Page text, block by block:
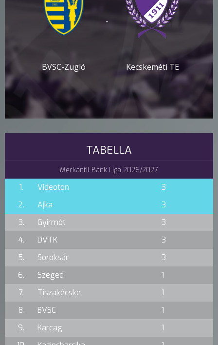
BVSC-Zugló
-
Kecskeméti TE
TABELLA
Merkantil Bank Liga 2026/2027
1. Videoton
3
2.
Ajka
3
3.
Gyirmót
3
4.
DVTK
3
5.
Soroksár
3
6.
Szeged
1
7.
Tiszakécske
1
8.
BVSC
1
9.
Karcag
1